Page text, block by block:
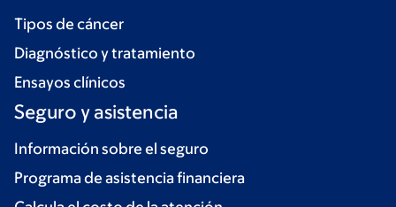
Tipos de cáncer
Diagnóstico y tratamiento
Ensayos clínicos
Seguro y asistencia
Información sobre el seguro
Programa de asistencia financiera